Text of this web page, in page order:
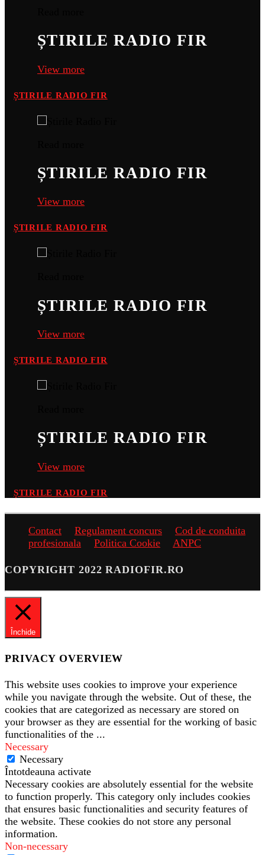
ȘTIRILE RADIO FIR
View more
ȘTIRILE RADIO FIR
ȘTIRILE RADIO FIR
View more
ȘTIRILE RADIO FIR
ȘTIRILE RADIO FIR
View more
ȘTIRILE RADIO FIR
ȘTIRILE RADIO FIR
View more
ȘTIRILE RADIO FIR
Contact Regulament concurs
Cod de conduita
profesionala
Politica Cookie ANPC
COPYRIGHT 2022 RADIOFIR.RO
Închide
PRIVACY OVERVIEW
This website uses cookies to improve your experience
while you navigate through the website. Out of these, the
cookies that are categorized as necessary are stored on
your browser as they are essential for the working of basic
functionalities of the ...
Necessary
Necessary
Întotdeauna activate
Necessary cookies are absolutely essential for the website
to function properly. This category only includes cookies
that ensures basic functionalities and security features of
the website. These cookies do not store any personal
information.
Non-necessary